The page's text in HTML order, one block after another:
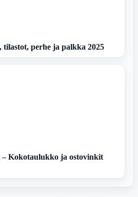
perhe ja palkka 2025
Kokotaulukko ja ostovinkit